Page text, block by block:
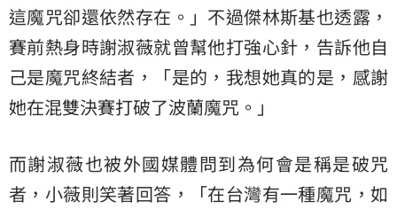
這魔咒卻還依然存在。」不過傑林斯基也透露，
賽前熱身時謝淑薇就曾幫他打強心針，告訴他自
己是魔咒終結者，「是的，我想她真的是，感謝
她在混雙決賽打破了波蘭魔咒。」
而謝淑薇也被外國媒體問到為何會是稱是破咒
者，小薇則笑著回答，「在台灣有一種魔咒，如